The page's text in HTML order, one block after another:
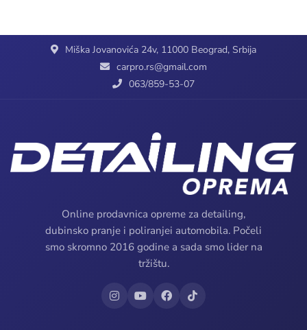
Miška Jovanovića 24v, 11000 Beograd, Srbija
carpro.rs@gmail.com
063/859-53-07
Online prodavnica opreme za detailing,
dubinsko pranje i poliranjei automobila. Počeli
smo skromno 2016 godine a sada smo lider na
tržištu.